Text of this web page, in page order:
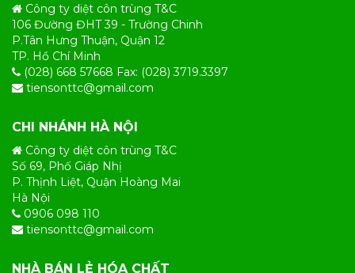
Công ty diệt côn trùng T&C
106 Đường ĐHT 39 - Trường Chinh
P.Tân Hưng Thuận, Quận 12
TP. Hồ Chí Minh
(028) 668 57668 Fax: (028) 3719.3397
tiensonttc@gmail.com
CHI NHÁNH HÀ NỘI
Công ty diệt côn trùng T&C
Số 69, Phố Giáp Nhị
P. Thịnh Liệt, Quận Hoàng Mai
Hà Nội
0906 098 110
tiensonttc@gmail.com
NHÀ BÁN LẺ HÓA CHẤT